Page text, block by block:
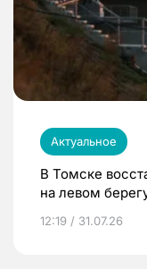
Актуальное
В Томске
на левом
12:19 / 31.07.26